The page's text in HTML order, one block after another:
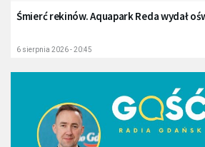
Śmierć rekinów. Aquapark Reda wydał
6 sierpnia 2026 - 20:45